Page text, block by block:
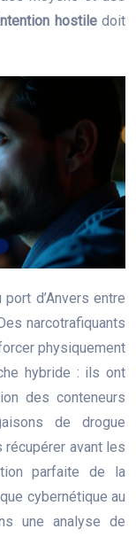
hostiledoit
d’Anvers entre
narcotrafiquants
physiquement
hybride : ils ont
des conteneurs
de drogue
avant les
parfaite de la
cybernétique au
une analyse de